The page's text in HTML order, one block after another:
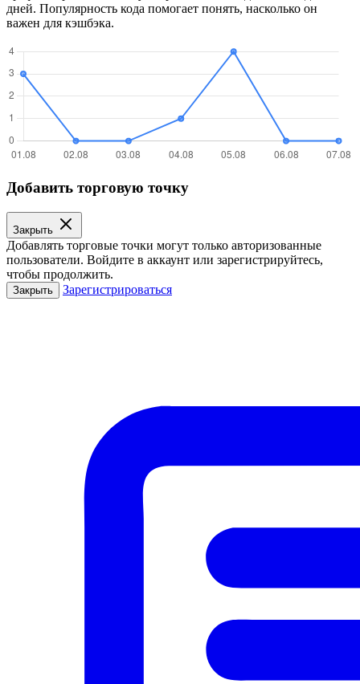
дней. Популярность кода помогает понять, насколько он
важен для кэшбэка.
Добавить торговую точку
Закрыть
Добавлять торговые точки могут только авторизованные
пользователи. Войдите в аккаунт или зарегистрируйтесь,
чтобы продолжить.
Закрыть Зарегистрироваться